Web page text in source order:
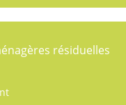
résiduelles